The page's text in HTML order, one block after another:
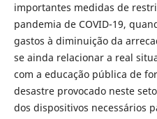
importantes medidas de
pandemia de COVID-19,
gastos à diminuição da
se ainda relacionar a real
com a educação pública de
desastre provocado neste
dos dispositivos necessários